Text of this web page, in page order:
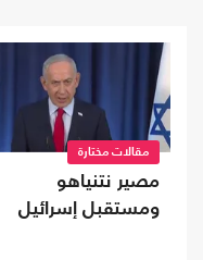
مقالات مختارة
مصير نتنياهو
ومستقبل إسرائيل